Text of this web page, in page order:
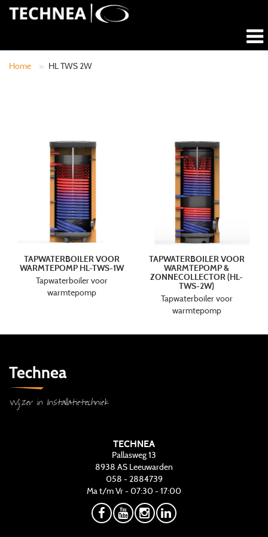
Home » HL TWS 2W
TAPWATERBOILER VOOR
WARMTEPOMP HL-TWS-1W
Tapwaterboiler voor
warmtepomp
TAPWATERBOILER VOOR
WARMTEPOMP &
ZONNECOLLECTOR (HL-
TWS-2W)
Tapwaterboiler voor
warmtepomp
Technea
Wijzer in Installatietechniek
TECHNEA
Pallasweg 13
8938 AS Leeuwarden
058 - 2884739
Ma t/m Vr - 07:30 - 17:00